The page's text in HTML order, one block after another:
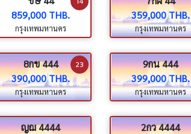
859,000 THB.
กรุงเทพมหานคร
359,000 THB.
กรุงเทพมหานคร
8กข 444
390,000 THB.
กรุงเทพมหานคร
23
9กน 444
399,000 THB.
กรุงเทพมหานคร
ญฌ 4444
2กว 4444